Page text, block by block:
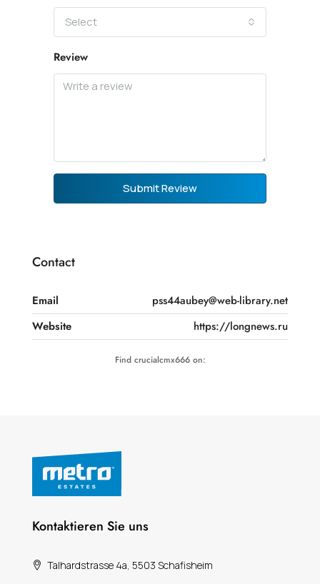
Select
Review
Submit Review
Contact
Email
pss44aubey@web-library.net
Website
https://longnews.ru
Find crucialcmx666 on:
Kontaktieren Sie uns
Talhardstrasse 4a, 5503 Schafisheim